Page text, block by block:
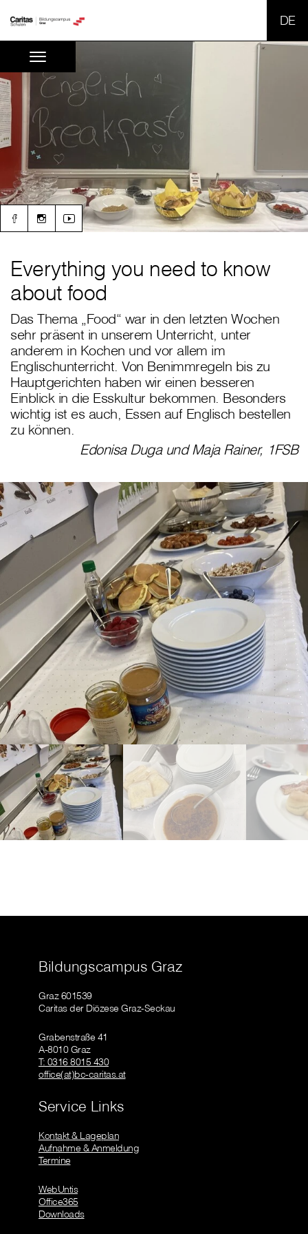
Everything you need to know
about food
Das Thema „Food“ war in den letzten Wochen
sehr präsent in unserem Unterricht, unter
anderem in Kochen und vor allem im
Englischunterricht. Von Benimmregeln bis zu
Hauptgerichten haben wir einen besseren
Einblick in die Esskultur bekommen. Besonders
wichtig ist es auch, Essen auf Englisch bestellen
zu können.
Edonisa Duga und Maja Rainer, 1FSB
Bildungscampus Graz
Graz 601539
Caritas der Diözese Graz-Seckau
Grabenstraße 41
A-8010 Graz
T: 0316 8015 430
office(at)bc-caritas.at
Service Links
Kontakt & Lageplan
Aufnahme & Anmeldung
Termine
WebUntis
Office365
Downloads